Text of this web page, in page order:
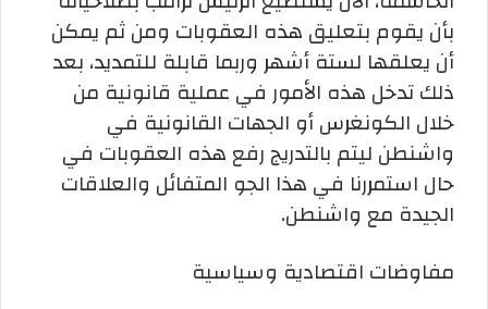
بأن يقوم بتعليق هذه العقوبات ومن ثم يمكن
أن يعلقها لستة أشهر وربما قابلة للتمديد، بعد
ذلك تدخل هذه الأمور في عملية قانونية من
خلال الكونغرس أو الجهات القانونية في
واشنطن ليتم بالتدريج رفع هذه العقوبات في
حال استمررنا في هذا الجو المتفائل والعلاقات
الجيدة مع واشنطن.
مفاوضات اقتصادية وسياسية